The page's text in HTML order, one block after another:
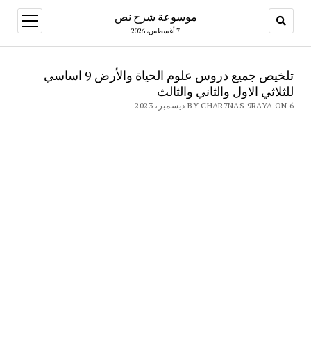
موسوعة شرح نص
7 أغسطس، 2026
open
menu
تلخيص جميع دروس علوم الحياة والأرض 9 اساسي
للثلاثي الاول والثاني والثالث
BY CHAR7NAS 9RAYA ON 6 ديسمبر، 2023